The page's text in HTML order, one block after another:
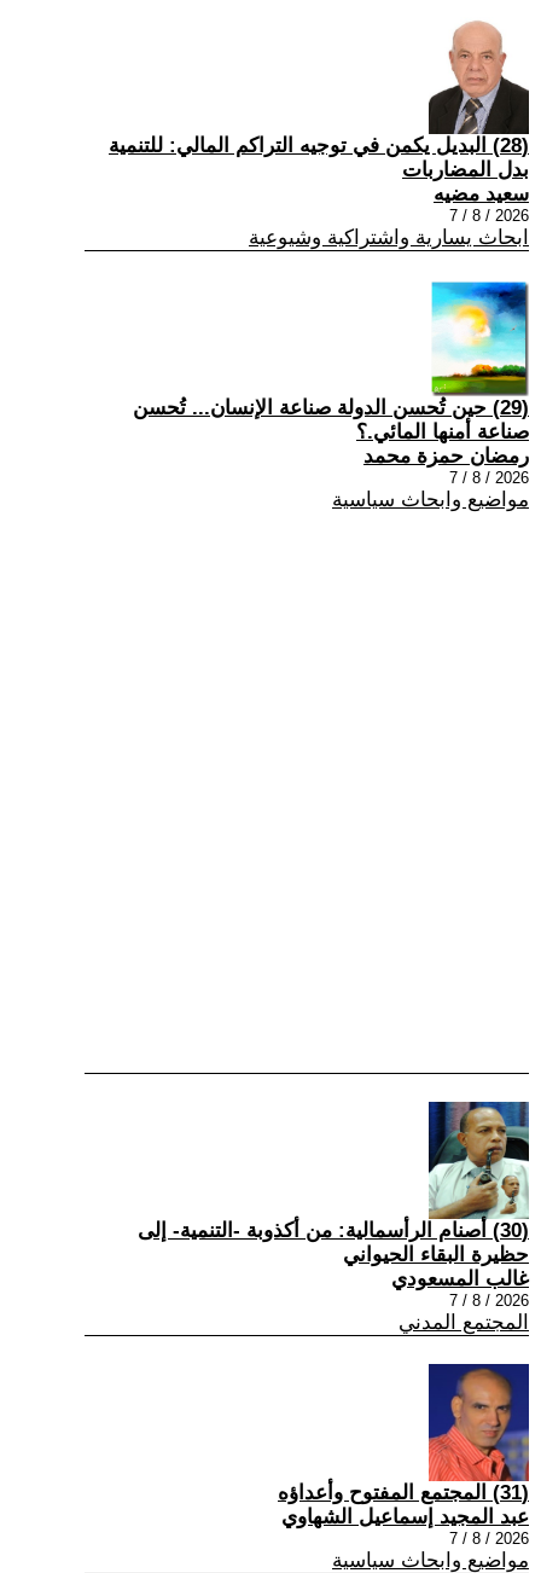
(28) البديل يكمن في توجيه التراكم المالي: للتنمية
بدل المضاربات
سعيد مضيه
2026 / 8 / 7
ابحاث يسارية واشتراكية وشيوعية
(29) حين تُحسن الدولة صناعة الإنسان... تُحسن
صناعة أمنها المائي.؟
رمضان حمزة محمد
2026 / 8 / 7
مواضيع وابحاث سياسية
(30) أصنام الرأسمالية: من أكذوبة -التنمية- إلى
حظيرة البقاء الحيواني
غالب المسعودي
2026 / 8 / 7
المجتمع المدني
(31) المجتمع المفتوح وأعداؤه
عبد المجيد إسماعيل الشهاوي
2026 / 8 / 7
مواضيع وابحاث سياسية